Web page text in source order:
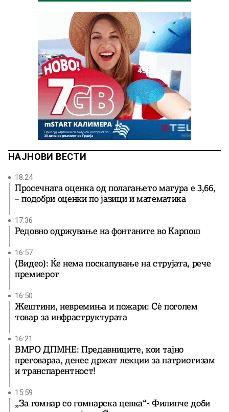
НАЈНОВИ ВЕСТИ
18:24
Просечната оценка од полагањето матура е 3,66,
– подобри оценки по јазици и математика
17:36
Редовно одржување на фонтаните во Карпош
16:57
(Видео): Ќе нема поскапување на струјата, рече
премиерот
16:50
Жештини, невремиња и пожари: Сè поголем
товар за инфраструктурата
16:21
ВМРО ДПМНЕ: Предавниците, кои тајно
преговараа, денес држат лекции за патриотизам
и транспарентност!
15:59
„За гомнар со гомнарска цевка“- Филипче доби